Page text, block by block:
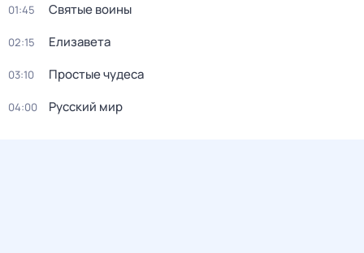
01:45 Святые воины
02:15 Елизавета
03:10 Простые чудеса
04:00 Русский мир